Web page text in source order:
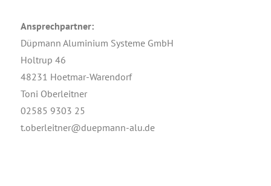
Ansprech­part­ner:
Düp­mann Alu­mi­ni­um Sys­te­me GmbH
Hol­trup 46
48231 Hoetmar-Warendorf
Toni Oberleitner
02585 9303 25
t.oberleitner@duepmann-alu.de